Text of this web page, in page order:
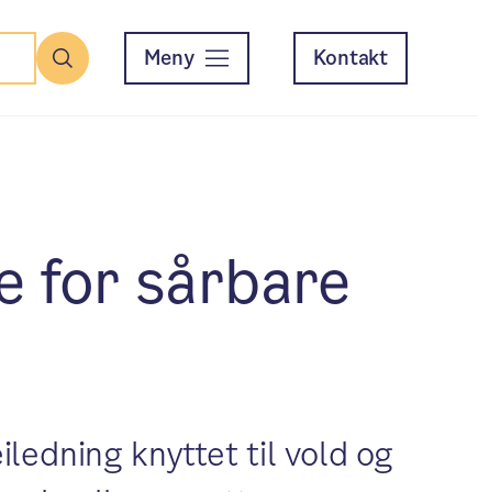
Meny Kontakt
for sårbare
knyttet til vold og